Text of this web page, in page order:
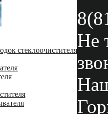
стеклоочистителяНе